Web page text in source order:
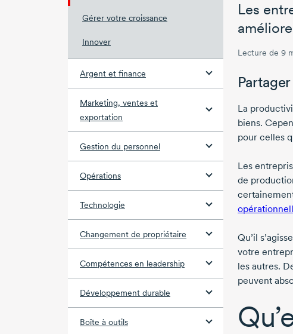
Gérer votre croissance
Innover
Argent et finance
Marketing, ventes et
exportation
Gestion du personnel
Opérations
Technologie
Changement de propriétaire
Compétences en leadership
Développement durable
Boîte à outils
Les
Lecture de 9
Partager
La
biens.
pour celles
Les
de
Qu’il
votre
les autres.
peuvent